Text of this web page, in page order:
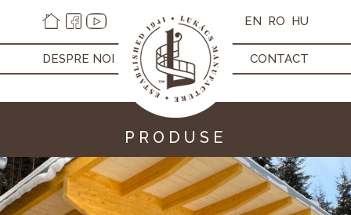
DESPRE NOI
EN RO HU
CONTACT
PRODUSE